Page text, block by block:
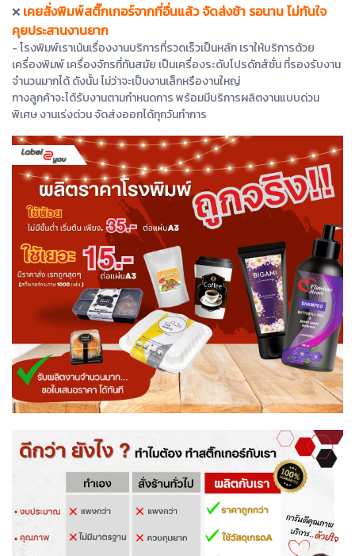
❌ เคยสั่งพิมพ์สติ๊กเกอร์จากที่อื่นแล้ว จัดส่งช้า รอนาน ไม่ทันใจ
คุยประสานงานยาก
- โรงพิมพ์เราเน้นเรื่องงานบริการที่รวดเร็วเป็นหลัก เราให้บริการด้วย
เครื่องพิมพ์ เครื่องจักรที่ทันสมัย เป็นเครื่องระดับโปรดักส์ชั่น ที่รองรับงาน
จำนวนมากได้ ดังนั้น ไม่ว่าจะเป็นงานเล็กหรืองานใหญ่
ทางลูกค้าจะได้รับงานตามกำหนดการ พร้อมมีบริการผลิตงานแบบด่วน
พิเศษ งานเร่งด่วน จัดส่งออกได้ทุกวันทำการ